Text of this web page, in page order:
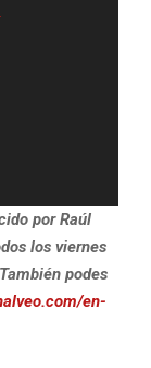
por Raúl
los viernes
podes
en-